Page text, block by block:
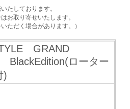
たしております。
お取り寄せいたします。
ただく場合があります。）
GRAND
ローター
)